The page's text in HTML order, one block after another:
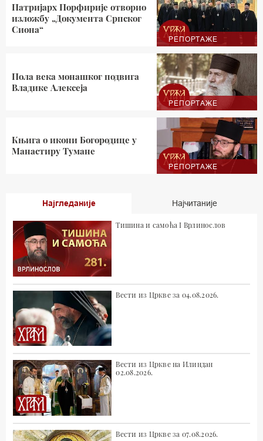
РЕПОРТАЖЕ
Патријарх Порфирије отворио
изложбу „Документа Српског
Сиона“
РЕПОРТАЖЕ
Пола века монашког подвига
Владике Алексеја
РЕПОРТАЖЕ
Књига о икони Богородице у
Манастиру Тумане
Најгледаније Најчитаније
Тишина и самоћа I Врлинослов
Вести из Цркве за 04.08.2026.
Вести из Цркве на Илиндан
02.08.2026.
Вести из Цркве за 07.08.2026.